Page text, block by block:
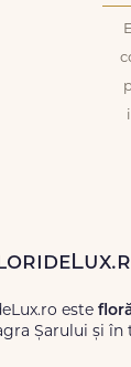
este
Șarului și în